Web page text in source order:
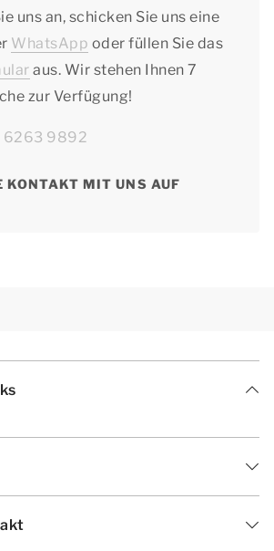
uns an, schicken Sie uns eine
WhatsApp oder füllen Sie das
aus. Wir stehen Ihnen 7
zur Verfügung!
6263 9892
KONTAKT MIT UNS AUF